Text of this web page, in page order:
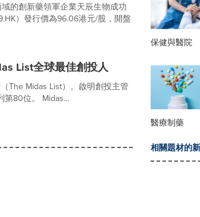
的創新藥領軍企業天辰生物成功
）發行價為96.06港元/股，開盤
List全球最佳創投人
The Midas List）。啟明創投主管
第80位。 Midas...
保健與醫院
醫療制藥
相關題材的